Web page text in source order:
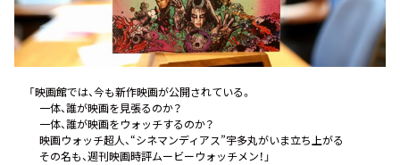
「映画館では、今も新作映画が公開されている。
一体、誰が映画を見張るのか？
一体、誰が映画をウォッチするのか？
映画ウォッチ超人、“シネマンディアス”宇多丸がいま立ち上がる――
その名も、週刊映画時評ムービーウォッチメン！」